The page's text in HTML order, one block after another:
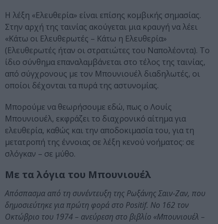
Η λέξη «Ελευθερία» είναι επίσης κομβικής σημασίας.
Στην αρχή της ταινίας ακούγεται μια κραυγή να λέει
«Κάτω οι Ελευθερωτές – Κάτω η Ελευθερία»
(Ελευθερωτές ήταν οι στρατιώτες του Ναπολέοντα). Το
ίδιο σύνθημα επαναλαμβάνεται στο τέλος της ταινίας,
από σύγχρονους με τον Μπουνιουέλ διαδηλωτές, οι
οποίοι δέχονται τα πυρά της αστυνομίας.
Μπορούμε να θεωρήσουμε εδώ, πως ο Λουίς
Μπουνιουέλ, εκφράζει το διαχρονικό αίτημα για
ελευθερία, καθώς και την αποδοκιμασία του, για τη
μετατροπή της έννοιας σε λέξη κενού νοήματος: σε
σλόγκαν – σε μύθο.
Με τα λόγια του Μπουνιουέλ
Απόσπασμα από τη συνέντευξη της Ρωξάνης Σαιν-Ζαν, που
δημοσιεύτηκε για πρώτη φορά στο Positif. No 162 τον
Οκτώβριο του 1974 – ανεύρεση στο βιβλίο «Μπουνιουέλ –